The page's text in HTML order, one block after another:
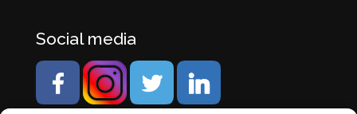
Social media